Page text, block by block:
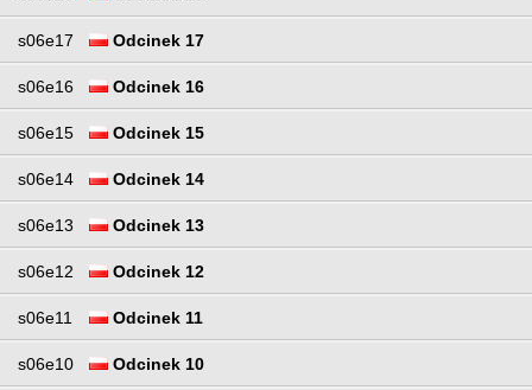
s06e17 Odcinek 17
s06e16 Odcinek 16
s06e15 Odcinek 15
s06e14 Odcinek 14
s06e13 Odcinek 13
s06e12 Odcinek 12
s06e11 Odcinek 11
s06e10 Odcinek 10